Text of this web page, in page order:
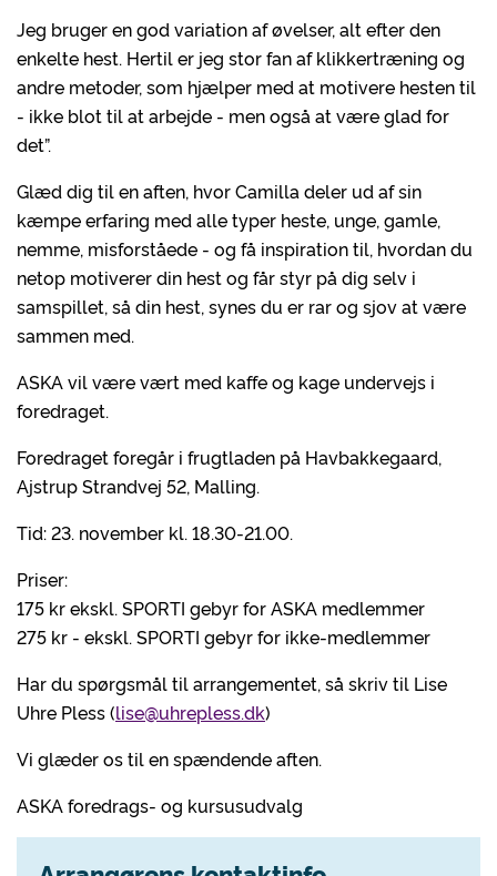
Jeg bruger en god variation af øvelser, alt efter den
enkelte hest. Hertil er jeg stor fan af klikkertræning og
andre metoder, som hjælper med at motivere hesten til
- ikke blot til at arbejde - men også at være glad for
det”.
Glæd dig til en aften, hvor Camilla deler ud af sin
kæmpe erfaring med alle typer heste, unge, gamle,
nemme, misforståede - og få inspiration til, hvordan du
netop motiverer din hest og får styr på dig selv i
samspillet, så din hest, synes du er rar og sjov at være
sammen med.
ASKA vil være vært med kaffe og kage undervejs i
foredraget.
Foredraget foregår i frugtladen på Havbakkegaard,
Ajstrup Strandvej 52, Malling.
Tid: 23. november kl. 18.30-21.00.
Priser:
175 kr ekskl. SPORTI gebyr for ASKA medlemmer
275 kr - ekskl. SPORTI gebyr for ikke-medlemmer
Har du spørgsmål til arrangementet, så skriv til Lise
Uhre Pless (lise@uhrepless.dk)
Vi glæder os til en spændende aften.
ASKA foredrags- og kursusudvalg